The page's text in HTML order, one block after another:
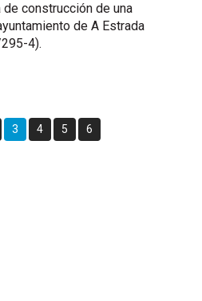
construcción de una
de A Estrada
4).
Go
to
3
Go
to
4
Go
to
5
Go
to
6